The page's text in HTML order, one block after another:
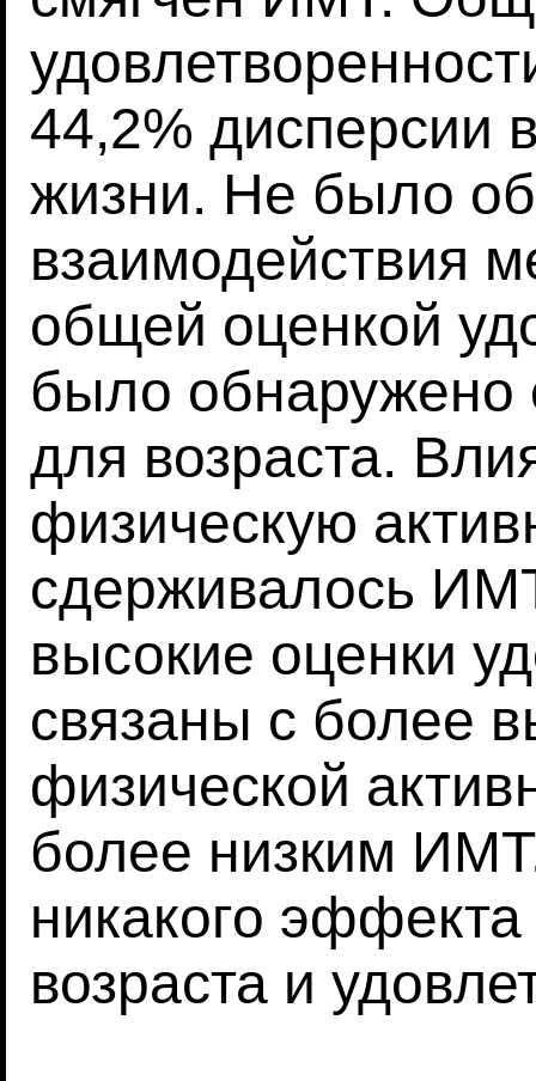
44,2% дисперсии
жизни. Не было
взаимодействия
общей оценкой
было обнаружено
для возраста.
физическую
сдерживалось
высокие оценки
связаны с более
физической
более низким
никакого
возраста и